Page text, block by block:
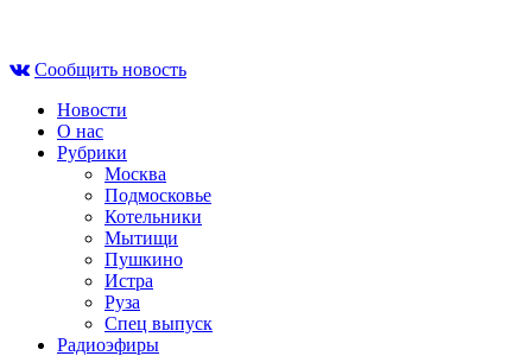
contentСообщить новость
Новости
О нас
Рубрики
Москва
Подмосковье
Котельники
Мытищи
Пушкино
Истра
Руза
Спец выпуск
Радиоэфиры